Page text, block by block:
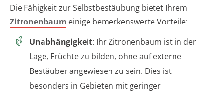
Die Fähigkeit zur Selbstbestäubung bietet Ihrem
Zitronenbaum einige bemerkenswerte Vorteile:
Unabhängigkeit: Ihr Zitronenbaum ist in der
Lage, Früchte zu bilden, ohne auf externe
Bestäuber angewiesen zu sein. Dies ist
besonders in Gebieten mit geringer